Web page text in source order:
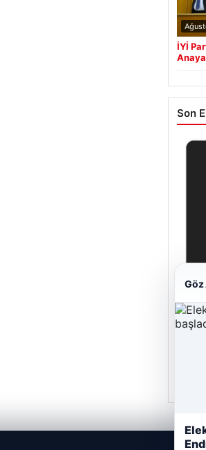
İYİ
Son
Göz